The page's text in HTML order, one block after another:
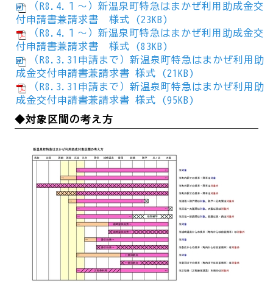
（R8.4.１～）新温泉町特急はまかぜ利用助成金交
付申請書兼請求書 様式 (23KB)
（R8.4.１～）新温泉町特急はまかぜ利用助成金交
付申請書兼請求書 様式 (83KB)
（R8.3.31申請まで）新温泉町特急はまかぜ利用助
成金交付申請書兼請求書 様式 (21KB)
（R8.3.31申請まで）新温泉町特急はまかぜ利用助
成金交付申請書兼請求書 様式 (95KB)
◆対象区間の考え方